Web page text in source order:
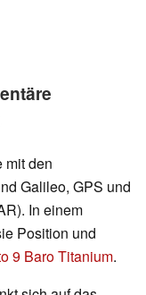
mit den
Galileo, GPS und
In einem
Position und
9 Baro Titanium.